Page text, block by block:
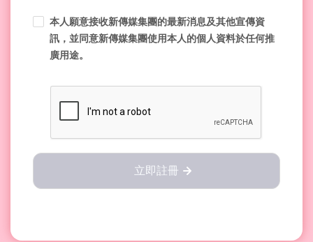
本人願意接收新傳媒集團的最新消息及其他宣傳資
訊，並同意新傳媒集團使用本人的個人資料於任何推
廣用途。
立即註冊